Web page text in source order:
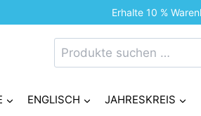
Erhalte 10 %
Suchen
nach:
ENGLISCH JAHRESKREIS